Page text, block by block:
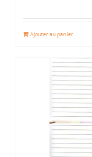
Ajouter au panier